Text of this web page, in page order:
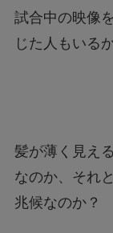
試合中の映像
じた人もいる
髪が薄く見え
なのか、それ
兆候なのか？